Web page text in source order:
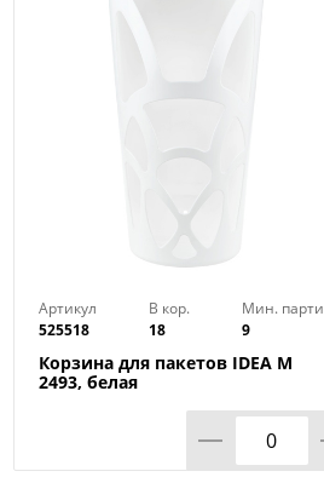
Артикул
525518
В кор.
18
Мин.
9
Корзина для пакетов IDEA М
2493, белая